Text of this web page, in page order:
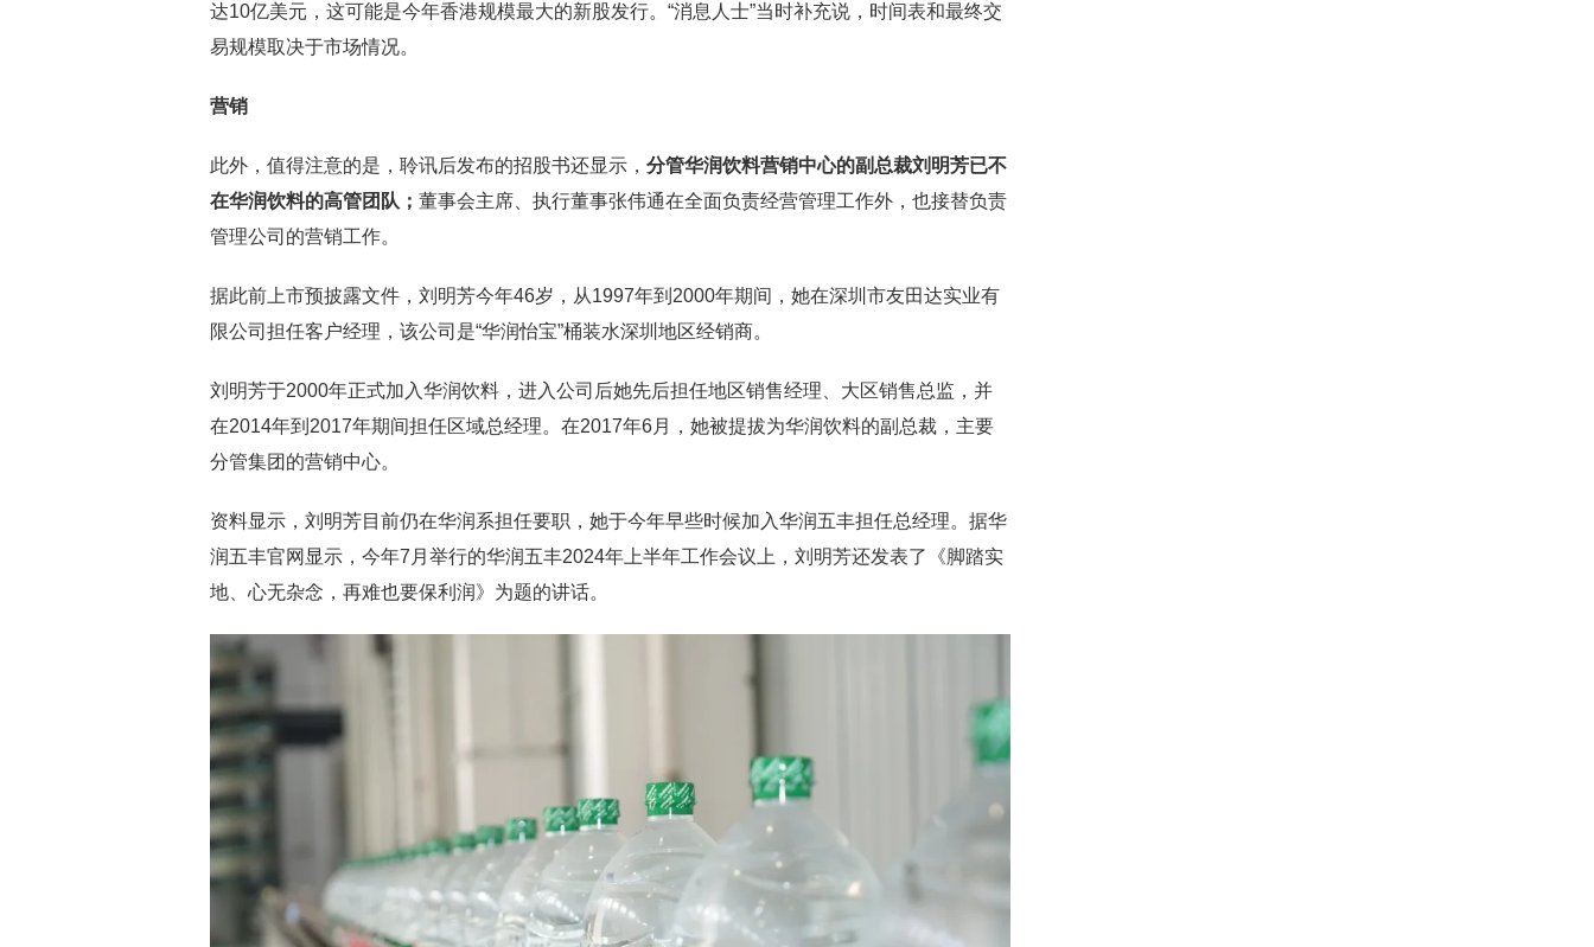
达10亿美元，这可能是今年香港规模最大的新股发行。“消息人士”当时补充说，时间表和最终交
易规模取决于市场情况。
营销
此外，值得注意的是，聆讯后发布的招股书还显示， 分管华润饮料营销中心的副总裁刘明芳已不
在华润饮料的高管团队； 董事会主席、执行董事张伟通在全面负责经营管理工作外，也接替负责
管理公司的营销工作。
据此前上市预披露文件，刘明芳今年46岁，从1997年到2000年期间，她在深圳市友田达实业有
限公司担任客户经理，该公司是“华润怡宝”桶装水深圳地区经销商。
刘明芳于2000年正式加入华润饮料，进入公司后她先后担任地区销售经理、大区销售总监，并
在2014年到2017年期间担任区域总经理。在2017年6月，她被提拔为华润饮料的副总裁，主要
分管集团的营销中心。
资料显示，刘明芳目前仍在华润系担任要职，她于今年早些时候加入华润五丰担任总经理。据华
润五丰官网显示，今年7月举行的华润五丰2024年上半年工作会议上，刘明芳还发表了《脚踏实
地、心无杂念，再难也要保利润》为题的讲话。